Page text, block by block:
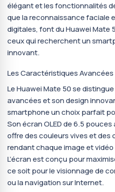
élégant et les fonctionnalités
que la reconnaissance faciale
digitales, font du Huawei Mate
ceux qui recherchent un
innovant.
Les Caractéristiques
Le Huawei Mate 50 se
avancées et son design
smartphone un choix parfait
Son écran OLED de 6.5
offre des couleurs vives et
rendant chaque image et
L’écran est conçu pour
ce soit pour le visionnage de
ou la navigation sur Internet.